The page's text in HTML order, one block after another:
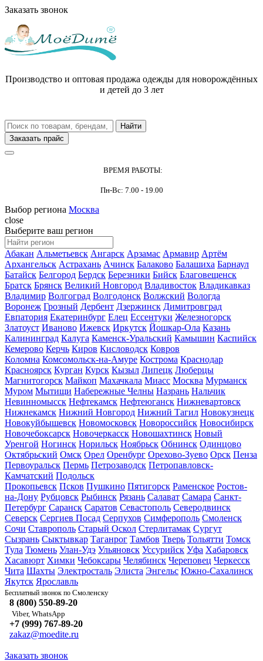
Заказать звонок
Производство и оптовая продажа одежды для новорождённых
и детей до 3 лет
Заказать прайс
ВРЕМЯ РАБОТЫ:
Пн-Вс: 7.00 - 19.00
Выбор региона Москва
close
Выберите ваш регион
Абакан Альметьевск Ангарск Арзамас Армавир Артём
Архангельск Астрахань Ачинск Балаково Балашиха Барнаул
Батайск Белгород Бердск Березники Бийск Благовещенск
Братск Брянск Великий Новгород Владивосток Владикавказ
Владимир Волгоград Волгодонск Волжский Вологда
Воронеж Грозный Дербент Дзержинск Димитровград
Евпатория Екатеринбург Елец Ессентуки Железногорск
Златоуст Иваново Ижевск Иркутск Йошкар-Ола Казань
Калининград Калуга Каменск-Уральский Камышин Каспийск
Кемерово Керчь Киров Кисловодск Ковров
Коломна Комсомольск-на-Амуре Кострома Краснодар
Красноярск Курган Курск Кызыл Липецк Люберцы
Магнитогорск Майкоп Махачкала Миасс Москва Мурманск
Муром Мытищи Набережные Челны Назрань Нальчик
Невинномысск Нефтекамск Нефтеюганск Нижневартовск
Нижнекамск Нижний Новгород Нижний Тагил Новокузнецк
Новокуйбышевск Новомосковск Новороссийск Новосибирск
Новочебоксарск Новочеркасск Новошахтинск Новый
Уренгой Ногинск Норильск Ноябрьск Обнинск Одинцово
Октябрьский Омск Орел Оренбург Орехово-Зуево Орск Пенза
Первоуральск Пермь Петрозаводск Петропавловск-
Камчатский Подольск
Прокопьевск Псков Пушкино Пятигорск Раменское Ростов-
на-Дону Рубцовск Рыбинск Рязань Салават Самара Санкт-
Петербург Саранск Саратов Севастополь Северодвинск
Северск Сергиев Посад Серпухов Симферополь Смоленск
Сочи Ставрополь Старый Оскол Стерлитамак Сургут
Сызрань Сыктывкар Таганрог Тамбов Тверь Тольятти Томск
Тула Тюмень Улан-Удэ Ульяновск Уссурийск Уфа Хабаровск
Хасавюрт Химки Чебоксары Челябинск Череповец Черкесск
Чита Шахты Электросталь Элиста Энгельс Южно-Сахалинск
Якутск Ярославль
Бесплатный звонок по Смоленску
8 (800) 550-89-20
Viber, WhatsApp
+7 (999) 767-89-20
zakaz@moedite.ru
Заказать звонок